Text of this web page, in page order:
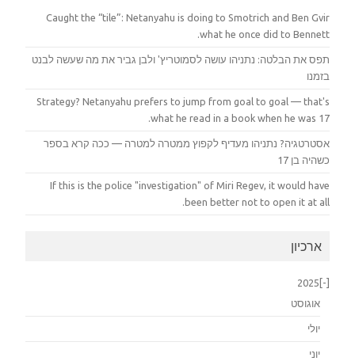
Caught the “tile”: Netanyahu is doing to Smotrich and Ben Gvir
what he once did to Bennett.
תפס את הבלטה: נתניהו עושה לסמוטריץ' ולבן גביר את מה שעשה לבנט
בזמנו
Strategy? Netanyahu prefers to jump from goal to goal — that's
what he read in a book when he was 17.
אסטרטגיה? נתניהו מעדיף לקפוץ ממטרה למטרה — ככה קרא בספר
כשהיה בן 17
If this is the police "investigation" of Miri Regev, it would have
been better not to open it at all.
ארכיון
[-]
2025
אוגוסט
יולי
יוני